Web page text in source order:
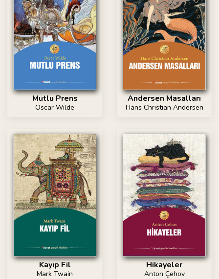
Mutlu Prens
Oscar Wilde
Andersen Masalları
Hans Christian Andersen
Kayıp Fil
Mark Twain
Hikayeler
Anton Çehov